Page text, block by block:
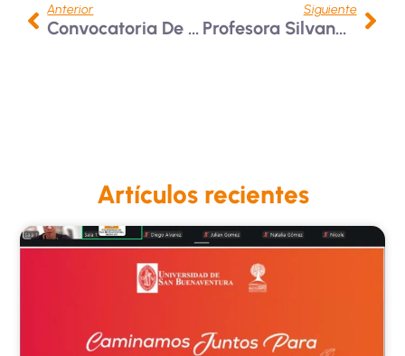
Anterior
Convocatoria De Movilidad En La Universidad De San Martín Porres, Perú
Siguiente
Profesora Silvana Ruiz Moreno Participa En El Programa Dynamic Women In Business 2024
Artículos recientes